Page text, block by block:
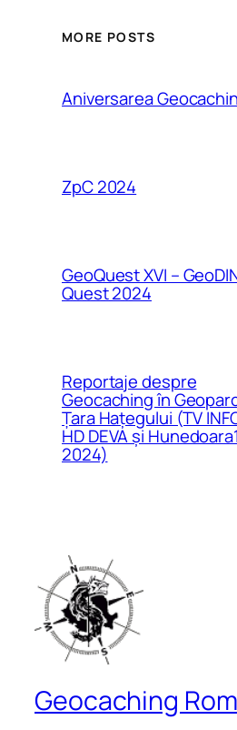
MORE POSTS
Aniversarea
ZpC 2024
GeoQuest XVI –
Quest 2024
Reportaje despre
Geocaching în
Țara Hațegului (TV
HD DEVA și
2024)
Geocaching